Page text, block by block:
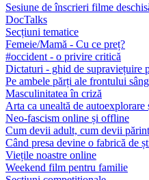
Sesiune de înscrieri filme
DocTalks
Secțiuni tematice
Femeie/Mamă - Cu ce preț?
#occident - o privire critică
Dictaturi - ghid de supraviețuire
Pe ambele părți ale frontului
Masculinitatea în criză
Arta ca unealtă de autoexplorare
Neo-fascism online și offline
Cum devii adult, cum devii
Când presa devine o fabrică de
Viețile noastre online
Weekend film pentru familie